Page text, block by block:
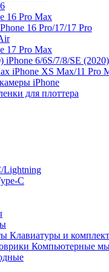
16 Pro Max
16 Pro/17/17 Pro
17 Pro Max
iPhone 6/6S/7/8/SE (2020)
iPhone XS Max/11 Pro
iPhone
для плоттера
Lightning
C
Клавиатуры и
Компьютерные